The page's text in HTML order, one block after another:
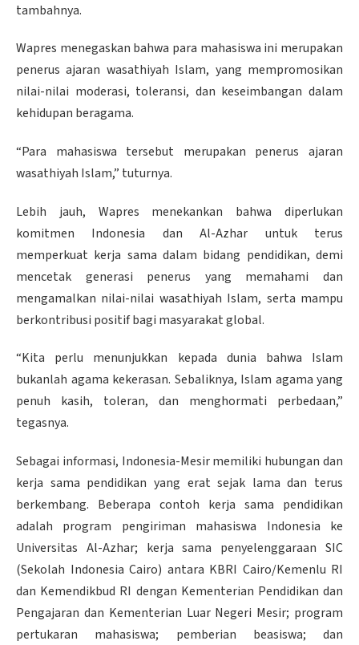
tambahnya.
Wapres menegaskan bahwa para mahasiswa ini merupakan
penerus ajaran wasathiyah Islam, yang mempromosikan
nilai-nilai moderasi, toleransi, dan keseimbangan dalam
kehidupan beragama.
“Para mahasiswa tersebut merupakan penerus ajaran
wasathiyah Islam,” tuturnya.
Lebih jauh, Wapres menekankan bahwa diperlukan
komitmen Indonesia dan Al-Azhar untuk terus
memperkuat kerja sama dalam bidang pendidikan, demi
mencetak generasi penerus yang memahami dan
mengamalkan nilai-nilai wasathiyah Islam, serta mampu
berkontribusi positif bagi masyarakat global.
“Kita perlu menunjukkan kepada dunia bahwa Islam
bukanlah agama kekerasan. Sebaliknya, Islam agama yang
penuh kasih, toleran, dan menghormati perbedaan,”
tegasnya.
Sebagai informasi, Indonesia-Mesir memiliki hubungan dan
kerja sama pendidikan yang erat sejak lama dan terus
berkembang. Beberapa contoh kerja sama pendidikan
adalah program pengiriman mahasiswa Indonesia ke
Universitas Al-Azhar; kerja sama penyelenggaraan SIC
(Sekolah Indonesia Cairo) antara KBRI Cairo/Kemenlu RI
dan Kemendikbud RI dengan Kementerian Pendidikan dan
Pengajaran dan Kementerian Luar Negeri Mesir; program
pertukaran mahasiswa; pemberian beasiswa; dan